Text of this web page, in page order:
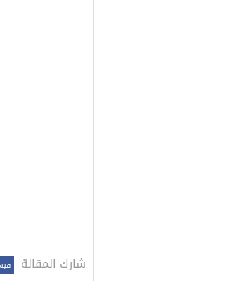
شارك المقالة